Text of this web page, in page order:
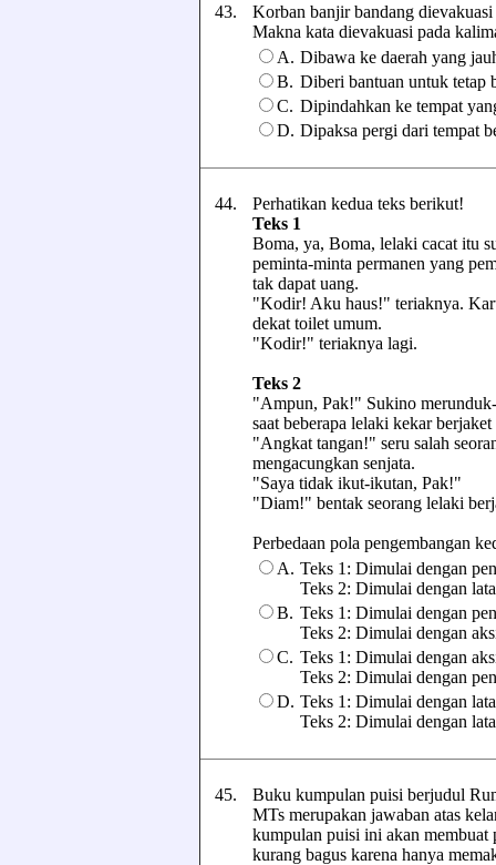
43.
Korban banjir bandang
Makna kata dievakuasi pada
A. Dibawa ke daerah yang
B. Diberi bantuan untuk tetap
C. Dipindahkan ke tempat
D. Dipaksa pergi dari tempat
44.
Perhatikan kedua teks berikut!
Teks 1
Boma, ya, Boma, lelaki cacat itu
peminta-minta permanen yang
tak dapat uang.
"Kodir! Aku haus!" teriaknya.
dekat toilet umum.
"Kodir!" teriaknya lagi.
Teks 2
"Ampun, Pak!" Sukino
saat beberapa lelaki kekar
"Angkat tangan!" seru salah
mengacungkan senjata.
"Saya tidak ikut-ikutan, Pak!"
"Diam!" bentak seorang lelaki
Perbedaan pola pengembangan
A. Teks 1: Dimulai dengan
Teks 2: Dimulai dengan
B. Teks 1: Dimulai dengan
Teks 2: Dimulai dengan
C. Teks 1: Dimulai dengan
Teks 2: Dimulai dengan
D. Teks 1: Dimulai dengan
Teks 2: Dimulai dengan
45.
Buku kumpulan puisi berjudul
MTs merupakan jawaban atas
kumpulan puisi ini akan membuat
kurang bagus karena hanya